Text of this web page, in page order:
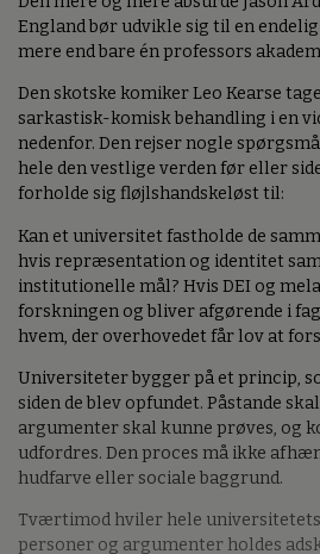
England bør udvikle sig til en
mere end bare én professors
Den skotske komiker Leo Kearse
sarkastisk-komisk behandling i en
nedenfor. Den rejser nogle
hele den vestlige verden før eller
forholde sig fløjlshandskeløst til:
Kan et universitet fastholde de
hvis repræsentation og identitet
institutionelle mål? Hvis DEI og
forskningen og bliver afgørende i
hvem, der overhovedet får lov at
Universiteter bygger på et princip,
siden de blev opfundet. Påstande
argumenter skal kunne prøves, og
udfordres. Den proces må ikke
hudfarve eller sociale baggrund.
Tværtimod hviler hele
personer og argumenter holdes